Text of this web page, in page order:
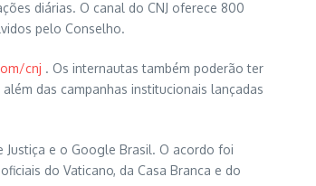
diárias. O canal do CNJ oferece 800
pelo Conselho.
cnj . Os internautas também poderão ter
das campanhas institucionais lançadas
e o Google Brasil. O acordo foi
do Vaticano, da Casa Branca e do